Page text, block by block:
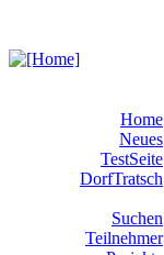
Home
Neues
TestSeite
DorfTratsch
Suchen
Teilnehmer